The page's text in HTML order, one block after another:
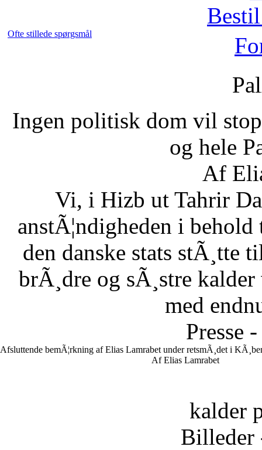
Ofte stillede spørgsmål
Ingen politisk dom vil
og hele
Af
Vi, i Hizb ut Tahrir
anstÃ¦ndigheden i
den danske stats stÃ¸tte
brÃ¸dre og sÃ¸stre
med
Presse
Afsluttende bemÃ¦rkning af Elias Lamrabet under retsmÃ¸det i
Af Elias Lamrabet
kalder
Billeder